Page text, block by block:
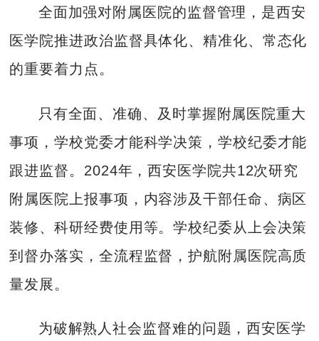
全面加强对附属医院的监督管理，是西安
医学院推进政治监督具体化、精准化、常态化
的重要着力点。
只有全面、准确、及时掌握附属医院重大
事项，学校党委才能科学决策，学校纪委才能
跟进监督。2024年，西安医学院共12次研究
附属医院上报事项，内容涉及干部任命、病区
装修、科研经费使用等。学校纪委从上会决策
到督办落实，全流程监督，护航附属医院高质
量发展。
为破解熟人社会监督难的问题，西安医学